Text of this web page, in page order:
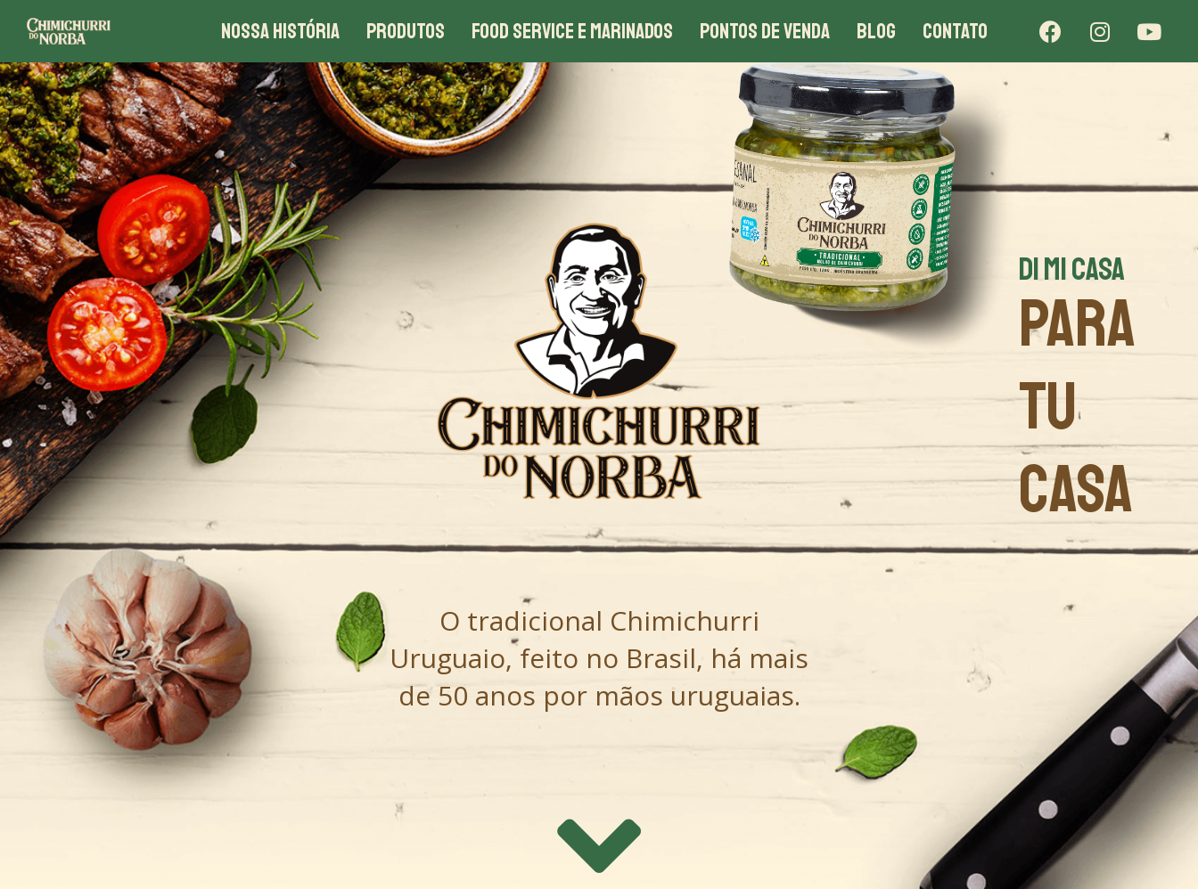
NOSSA HISTÓRIA PRODUTOS FOOD SERVICE E MARINADOS PONTOS DE VENDA BLOG CONTATO
DI MI CASA
PARA
TU
CASA
O tradicional Chimichurri
Uruguaio, feito no Brasil, há mais
de 50 anos por mãos uruguaias.